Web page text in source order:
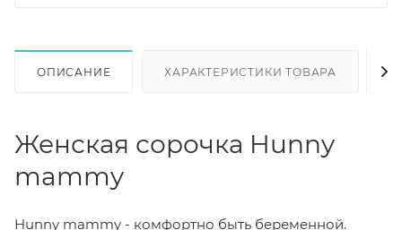
ОПИСАНИЕ ХАРАКТЕРИСТИКИ ТОВАРА
Женская сорочка Hunny
mammy
Hunny mammy - комфортно быть беременной.